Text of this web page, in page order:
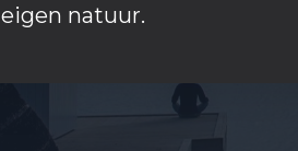
eigen natuur.